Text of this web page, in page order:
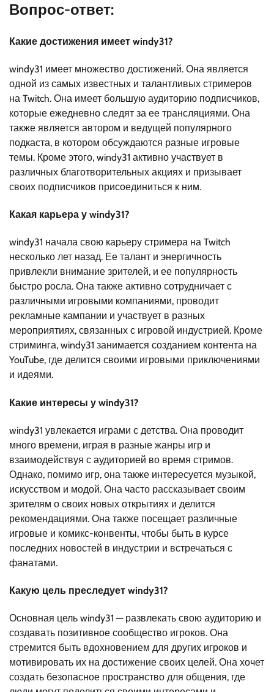
Вопрос-ответ:
Какие достижения имеет windy31?
windy31 имеет множество достижений. Она является
одной из самых известных и талантливых стримеров
на Twitch. Она имеет большую аудиторию подписчиков,
которые ежедневно следят за ее трансляциями. Она
также является автором и ведущей популярного
подкаста, в котором обсуждаются разные игровые
темы. Кроме этого, windy31 активно участвует в
различных благотворительных акциях и призывает
своих подписчиков присоединиться к ним.
Какая карьера у windy31?
windy31 начала свою карьеру стримера на Twitch
несколько лет назад. Ее талант и энергичность
привлекли внимание зрителей, и ее популярность
быстро росла. Она также активно сотрудничает с
различными игровыми компаниями, проводит
рекламные кампании и участвует в разных
мероприятиях, связанных с игровой индустрией. Кроме
стриминга, windy31 занимается созданием контента на
YouTube, где делится своими игровыми приключениями
и идеями.
Какие интересы у windy31?
windy31 увлекается играми с детства. Она проводит
много времени, играя в разные жанры игр и
взаимодействуя с аудиторией во время стримов.
Однако, помимо игр, она также интересуется музыкой,
искусством и модой. Она часто рассказывает своим
зрителям о своих новых открытиях и делится
рекомендациями. Она также посещает различные
игровые и комикс-конвенты, чтобы быть в курсе
последних новостей в индустрии и встречаться с
фанатами.
Какую цель преследует windy31?
Основная цель windy31 — развлекать свою аудиторию и
создавать позитивное сообщество игроков. Она
стремится быть вдохновением для других игроков и
мотивировать их на достижение своих целей. Она хочет
создать безопасное пространство для общения, где